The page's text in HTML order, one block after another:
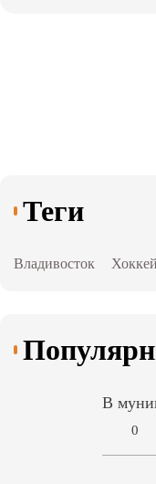
Теги
Владивосток Хоккей
В
0